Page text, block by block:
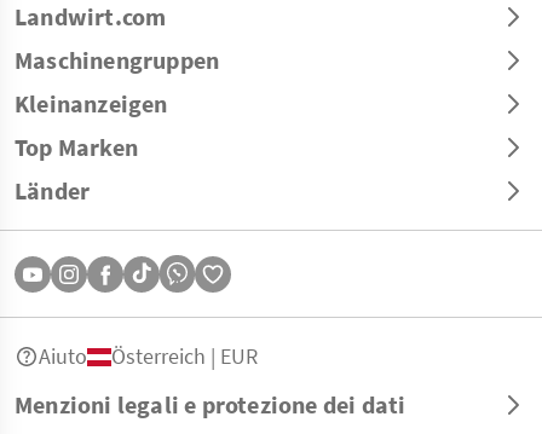
Landwirt.com
Maschinengruppen
Kleinanzeigen
Top Marken
Länder
Menzioni legali e protezione dei dati
Aiuto Österreich | EUR